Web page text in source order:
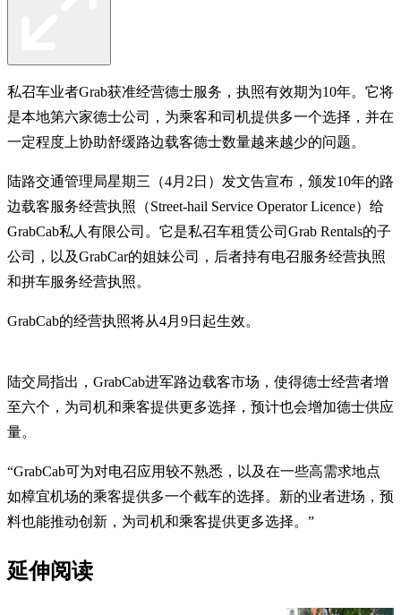
私召车业者Grab获准经营德士服务，执照有效期为10年。它将
是本地第六家德士公司，为乘客和司机提供多一个选择，并在
一定程度上协助舒缓路边载客德士数量越来越少的问题。
陆路交通管理局星期三（4月2日）发文告宣布，颁发10年的路
边载客服务经营执照（Street-hail Service Operator Licence）给
GrabCab私人有限公司。它是私召车租赁公司Grab Rentals的子
公司，以及GrabCar的姐妹公司，后者持有电召服务经营执照
和拼车服务经营执照。
GrabCab的经营执照将从4月9日起生效。
陆交局指出，GrabCab进军路边载客市场，使得德士经营者增
至六个，为司机和乘客提供更多选择，预计也会增加德士供应
量。
“GrabCab可为对电召应用较不熟悉，以及在一些高需求地点
如樟宜机场的乘客提供多一个截车的选择。新的业者进场，预
料也能推动创新，为司机和乘客提供更多选择。”
延伸阅读